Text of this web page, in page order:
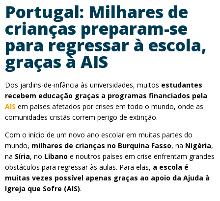
Portugal: Milhares de
crianças preparam-se
para regressar à escola,
graças à AIS
Dos jardins-de-infância às universidades, muitos estudantes
recebem educação graças a programas financiados pela
AIS em países afetados por crises em todo o mundo, onde as
comunidades cristãs correm perigo de extinção.
Com o início de um novo ano escolar em muitas partes do
mundo, milhares de crianças no Burquina Fasso, na Nigéria,
na Síria, no Líbano e noutros países em crise enfrentam grandes
obstáculos para regressar às aulas. Para elas, a escola é
muitas vezes possível apenas graças ao apoio da Ajuda à
Igreja que Sofre (AIS).